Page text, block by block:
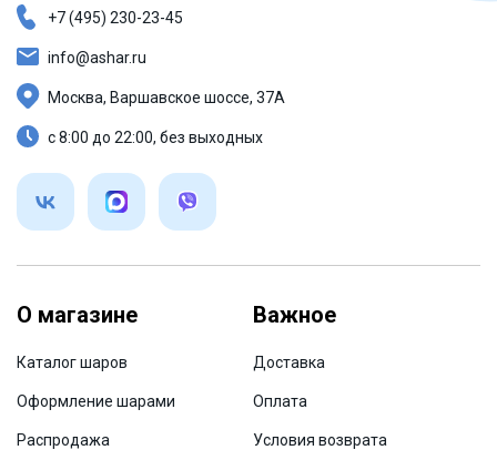
О магазине
Каталог шаров
Оформление шарами
Распродажа
Важное
Доставка
Оплата
Условия возврата
+7 (495) 230-23-45
info@ashar.ru
Москва, Варшавское шоссе, 37А
с 8:00 до 22:00, без выходных